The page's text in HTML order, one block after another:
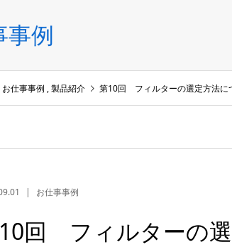
事例
お仕事事例 ,製品紹介 第10回 フィルターの選定方法に
お仕事事例
回 フィルターの選